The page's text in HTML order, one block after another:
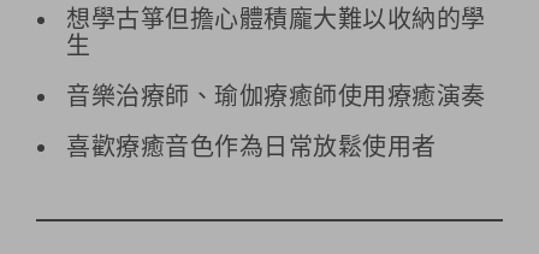
想學古箏但擔心體積龐大難以收納的學
生
音樂治療師、瑜伽療癒師使用療癒演奏
喜歡療癒音色作為日常放鬆使用者